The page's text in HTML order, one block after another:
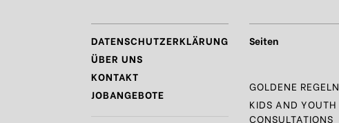
DATENSCHUTZERKLÄRUNG
ÜBER UNS
KONTAKT
JOBANGEBOTE
Seiten
GOLDENE REGELN
KIDS AND YOUTH
CONSULTATIONS